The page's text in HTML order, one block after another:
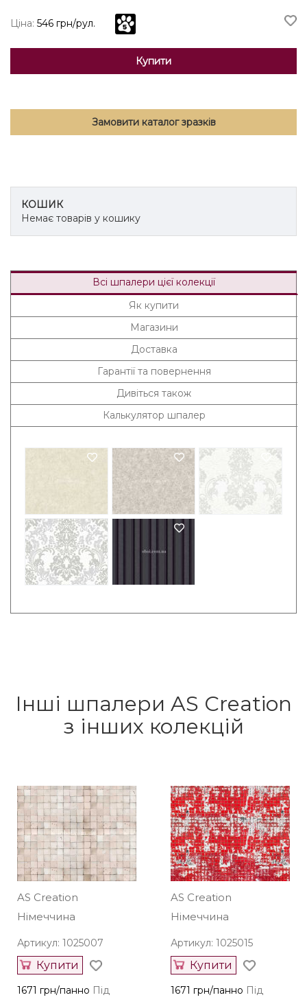
Ціна: 546 грн/рул.
Купити
Замовити каталог зразків
КОШИК
Немає товарів у кошику
Всі шпалери цієї колекції
Як купити
Магазини
Доставка
Гарантії та повернення
Дивіться також
Калькулятор шпалер
Інші шпалери AS Creation
з інших колекцій
AS Creation
Німеччина
Артикул: 1025007
Купити
1671 грн/панно Під
AS Creation
Німеччина
Артикул: 1025015
Купити
1671 грн/панно Під